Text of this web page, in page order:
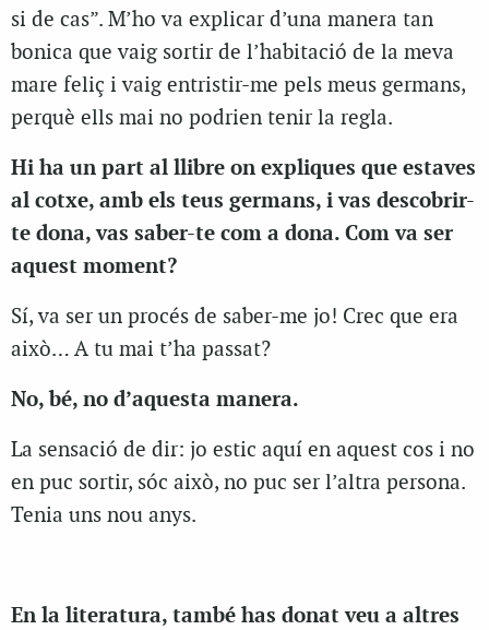
si de cas”. M’ho va explicar d’una manera tan
bonica que vaig sortir de l’habitació de la meva
mare feliç i vaig entristir-me pels meus germans,
perquè ells mai no podrien tenir la regla.
Hi ha un part al llibre on expliques que estaves
al cotxe, amb els teus germans, i vas descobrir-
te dona, vas saber-te com a dona. Com va ser
aquest moment?
Sí, va ser un procés de saber-me jo! Crec que era
això… A tu mai t’ha passat?
No, bé, no d’aquesta manera.
La sensació de dir: jo estic aquí en aquest cos i no
en puc sortir, sóc això, no puc ser l’altra persona.
Tenia uns nou anys.
En la literatura, també has donat veu a altres